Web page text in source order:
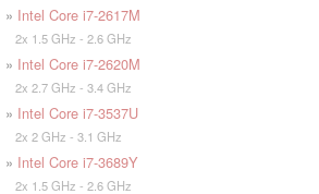
» Intel Core i7-2617M
2x 1.5 GHz - 2.6 GHz
» Intel Core i7-2620M
2x 2.7 GHz - 3.4 GHz
» Intel Core i7-3537U
2x 2 GHz - 3.1 GHz
» Intel Core i7-3689Y
2x 1.5 GHz - 2.6 GHz